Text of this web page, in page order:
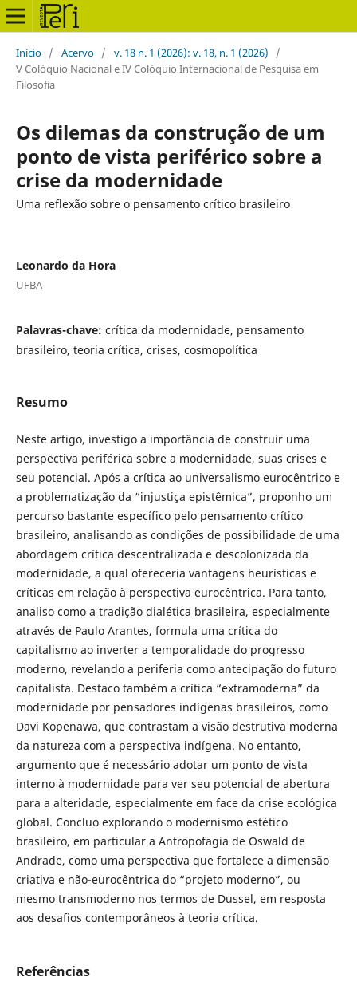
Início / Acervo / v. 18 n. 1 (2026): v. 18, n. 1 (2026)
/
V Colóquio Nacional e IV Colóquio Internacional de Pesquisa em
Filosofia
Os dilemas da construção de um
ponto de vista periférico sobre a
crise da modernidade
Uma reflexão sobre o pensamento crítico brasileiro
Leonardo da Hora
UFBA
Palavras-chave: crítica da modernidade, pensamento
brasileiro, teoria crítica, crises, cosmopolítica
Resumo
Neste artigo, investigo a importância de construir uma
perspectiva periférica sobre a modernidade, suas crises e
seu potencial. Após a crítica ao universalismo eurocêntrico e
a problematização da “injustiça epistêmica”, proponho um
percurso bastante específico pelo pensamento crítico
brasileiro, analisando as condições de possibilidade de uma
abordagem crítica descentralizada e descolonizada da
modernidade, a qual ofereceria vantagens heurísticas e
críticas em relação à perspectiva eurocêntrica. Para tanto,
analiso como a tradição dialética brasileira, especialmente
através de Paulo Arantes, formula uma crítica do
capitalismo ao inverter a temporalidade do progresso
moderno, revelando a periferia como antecipação do futuro
capitalista. Destaco também a crítica “extramoderna” da
modernidade por pensadores indígenas brasileiros, como
Davi Kopenawa, que contrastam a visão destrutiva moderna
da natureza com a perspectiva indígena. No entanto,
argumento que é necessário adotar um ponto de vista
interno à modernidade para ver seu potencial de abertura
para a alteridade, especialmente em face da crise ecológica
global. Concluo explorando o modernismo estético
brasileiro, em particular a Antropofagia de Oswald de
Andrade, como uma perspectiva que fortalece a dimensão
criativa e não-eurocêntrica do “projeto moderno”, ou
mesmo transmoderno nos termos de Dussel, em resposta
aos desafios contemporâneos à teoria crítica.
Referências